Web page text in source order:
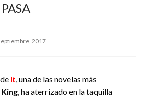
2017
It, una de las novelas más
, ha aterrizado en la taquilla